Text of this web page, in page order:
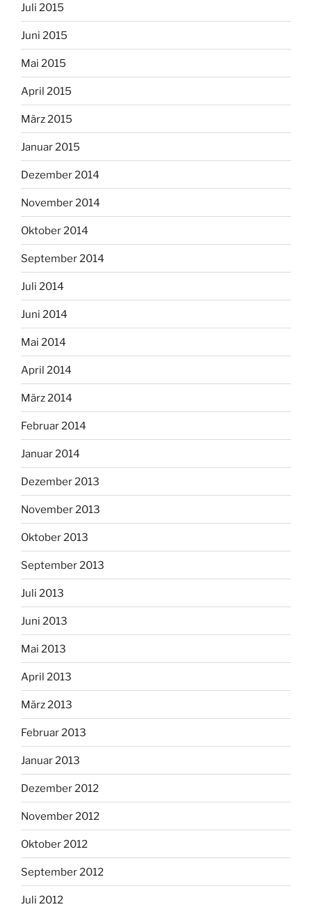
Juli 2015
Juni 2015
Mai 2015
April 2015
März 2015
Januar 2015
Dezember 2014
November 2014
Oktober 2014
September 2014
Juli 2014
Juni 2014
Mai 2014
April 2014
März 2014
Februar 2014
Januar 2014
Dezember 2013
November 2013
Oktober 2013
September 2013
Juli 2013
Juni 2013
Mai 2013
April 2013
März 2013
Februar 2013
Januar 2013
Dezember 2012
November 2012
Oktober 2012
September 2012
Juli 2012